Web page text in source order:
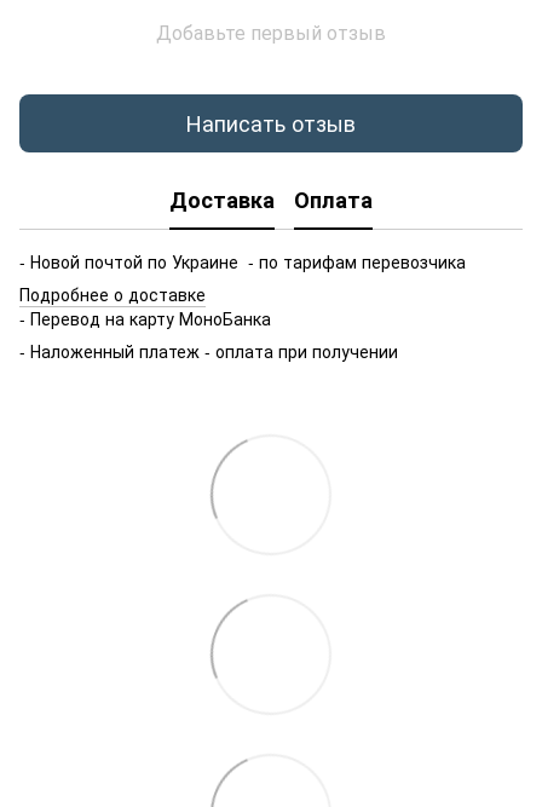
Добавьте первый отзыв
Написать отзыв
Доставка Оплата
- Новой почтой по Украине - по тарифам перевозчика
Подробнее о доставке
- Перевод на карту МоноБанка
- Наложенный платеж - оплата при получении